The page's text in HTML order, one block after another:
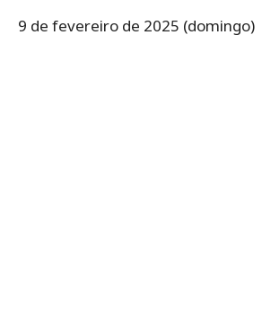
9 de fevereiro de 2025 (domingo)